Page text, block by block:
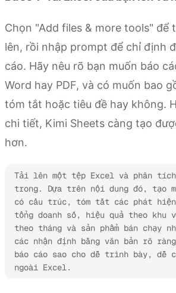
Chọn "Add files & more tools" để
lên, rồi nhập prompt để chỉ định
cáo. Hãy nêu rõ bạn muốn báo
Word hay PDF, và có muốn bao
tóm tắt hoặc tiêu đề hay không.
chi tiết, Kimi Sheets càng tạo
hơn.
Tải lên một tệp Excel và phân
trong. Dựa trên nội dung đó, tạo
có cấu trúc, tóm tắt các phát
tổng doanh số, hiệu quả theo khu
theo tháng và sản phẩm bán chạy
các nhận định bằng văn bản rõ
báo cáo sao cho dễ trình bày, dễ
ngoài Excel.